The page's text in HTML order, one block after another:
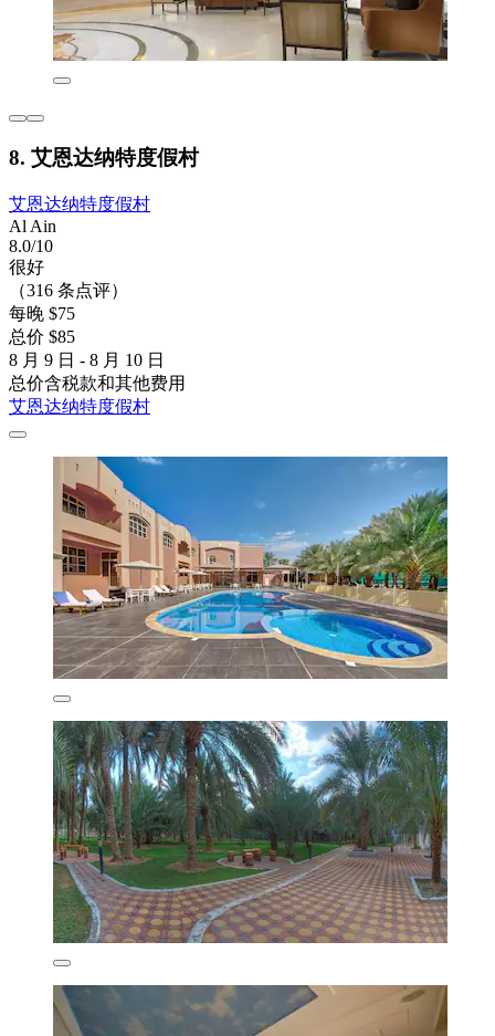
8. 艾恩达纳特度假村
艾恩达纳特度假村
Al Ain
8.0/10
很好
（316 条点评）
每晚 $75
总价 $85
8 月 9 日 - 8 月 10 日
总价含税款和其他费用
艾恩达纳特度假村